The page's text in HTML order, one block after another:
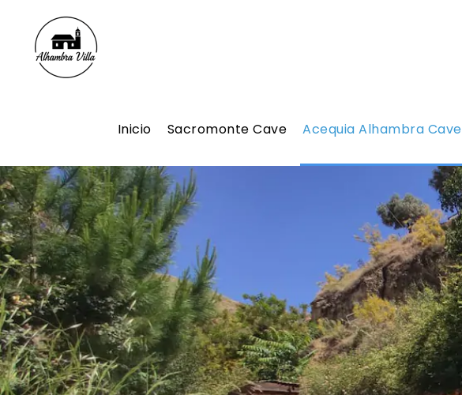
Inicio Sacromonte Cave Acequia Alhambra Cave